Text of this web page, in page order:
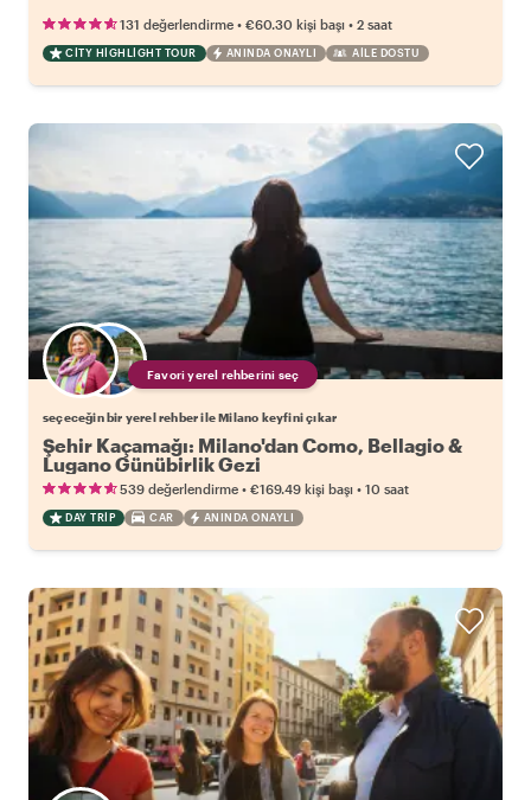
131 değerlendirme • €60.30 kişi başı • 2 saat
CITY HIGHLIGHT TOUR ANINDA ONAYLI AILE DOSTU
Favori yerel rehberini seç
seçeceğin bir yerel rehber ile Milano keyfini çıkar
Şehir Kaçamağı: Milano'dan Como, Bellagio &
Lugano Günübirlik Gezi
539 değerlendirme • €169.49 kişi başı • 10 saat
DAY TRIP CAR ANINDA ONAYLI